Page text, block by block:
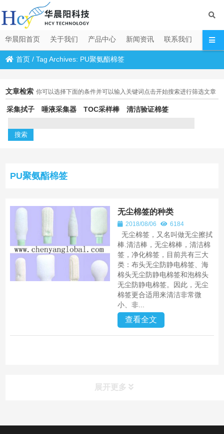
华晨阳首页 关于我们 产品中心 新闻资讯 联系我们
首页 /Tag Archives: PU聚氨酯棉签
文章检索 你可以选择下面的条件并可以输入关键词点击开始搜索进行筛选文章
采集拭子 唾液采集器 TOC采样棒 清洁验证棉签
PU聚氨酯棉签
无尘棉签的种类
2018/08/06 6184
无尘棉签，又名叫做无尘擦拭
棒.清洁棒，无尘棉棒，清洁棉
签，净化棉签，目前共有三大
类：布头无尘防静电棉签、海
棉头无尘防静电棉签和泡棉头
无尘防静电棉签。因此，无尘
棉签更合适用来清洁非常微
小、非...
查看全文
展开更多
产品中心